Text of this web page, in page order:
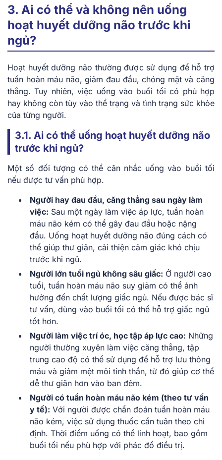
3. Ai có thể và không nên uống
hoạt huyết dưỡng não trước khi
ngủ?
Hoạt huyết dưỡng não thường được sử dụng để hỗ trợ
tuần hoàn máu não, giảm đau đầu, chóng mặt và căng
thẳng. Tuy nhiên, việc uống vào buổi tối có phù hợp
hay không còn tùy vào thể trạng và tình trạng sức khỏe
của từng người.
3.1. Ai có thể uống hoạt huyết dưỡng não
trước khi ngủ?
Một số đối tượng có thể cân nhắc uống vào buổi tối
nếu được tư vấn phù hợp.
Người hay đau đầu, căng thẳng sau ngày làm
việc: Sau một ngày làm việc áp lực, tuần hoàn
máu não kém có thể gây đau đầu hoặc nặng
đầu. Uống hoạt huyết dưỡng não đúng cách có
thể giúp thư giãn, cải thiện cảm giác khó chịu
trước khi ngủ.
Người lớn tuổi ngủ không sâu giấc: Ở người cao
tuổi, tuần hoàn máu não suy giảm có thể ảnh
hưởng đến chất lượng giấc ngủ. Nếu được bác sĩ
tư vấn, dùng vào buổi tối có thể hỗ trợ giấc ngủ
tốt hơn.
Người làm việc trí óc, học tập áp lực cao: Những
người thường xuyên làm việc căng thẳng, tập
trung cao độ có thể sử dụng để hỗ trợ lưu thông
máu và giảm mệt mỏi tinh thần, từ đó giúp cơ thể
dễ thư giãn hơn vào ban đêm.
Người có tuần hoàn máu não kém (theo tư vấn
y tế): Với người được chẩn đoán tuần hoàn máu
não kém, việc sử dụng thuốc cần tuân theo chỉ
định. Thời điểm uống có thể linh hoạt, bao gồm
buổi tối nếu phù hợp với phác đồ điều trị.